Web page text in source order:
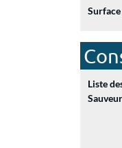
Surface
Liste